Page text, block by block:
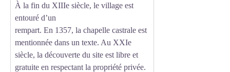
À la fin du XIIIe siècle, le village est
entouré d’un
rempart. En 1357, la chapelle castrale est
mentionnée dans un texte. Au XXIe
siècle, la découverte du site est libre et
gratuite en respectant la propriété privée.